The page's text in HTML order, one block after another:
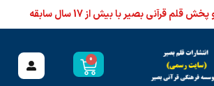
قلم قرآنی بصیر با بیش از 17 سال سابقه
0